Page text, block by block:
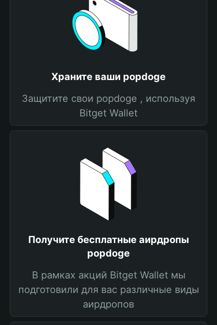
Храните ваши popdoge
Защитите свои popdoge , используя
Bitget Wallet
Получите бесплатные аирдропы
popdoge
В рамках акций Bitget Wallet мы
подготовили для вас различные виды
аирдропов